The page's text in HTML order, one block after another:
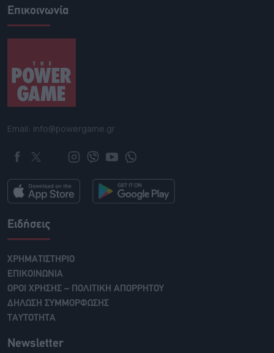
Επικοινωνία
Email: info@powergame.gr
Ειδήσεις
ΧΡΗΜΑΤΙΣΤΗΡΙΟ
ΕΠΙΚΟΙΝΩΝΙΑ
ΟΡΟΙ ΧΡΗΣΗΣ – ΠΟΛΙΤΙΚΗ ΑΠΟΡΡΗΤΟΥ
ΔΗΛΩΣΗ ΣΥΜΜΟΡΦΩΣΗΣ
ΤΑΥΤΟΤΗΤΑ
Newsletter